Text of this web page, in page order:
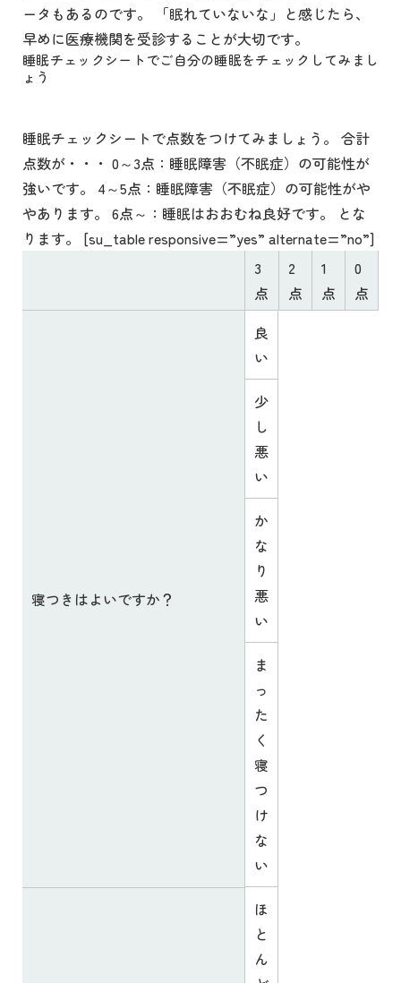
ータもあるのです。 「眠れていないな」と感じたら、
早めに医療機関を受診することが大切です。
睡眠チェックシートでご自分の睡眠をチェックしてみまし
ょう
睡眠チェックシートで点数をつけてみましょう。 合計
点数が・・・ 0～3点：睡眠障害（不眠症）の可能性が
強いです。 4～5点：睡眠障害（不眠症）の可能性がや
やあります。 6点～：睡眠はおおむね良好です。 とな
ります。 [su_table responsive=”yes” alternate=”no”]
3
点
2
点
1
点
0
点
寝つきはよいですか？
良
い
少
し
悪
い
か
な
り
悪
い
ま
っ
た
く
寝
つ
け
な
い
ほ
と
ん